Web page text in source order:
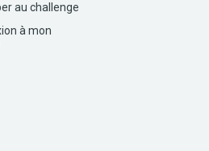
au challenge
à mon